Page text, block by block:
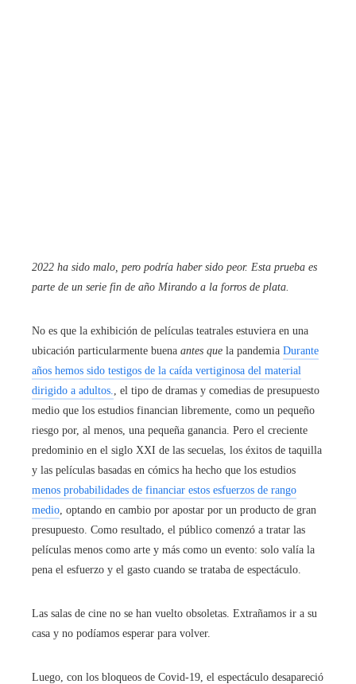
2022 ha sido malo, pero podría haber sido peor. Esta prueba es
parte de un serie fin de año Mirando a la forros de plata
No es que la exhibición de películas teatrales estuviera en una
ubicación particularmente buena antes que la pandemia Durante
años hemos sido testigos de la caída vertiginosa del material
dirigido a adultos.
, el tipo de dramas y comedias de presupuesto
medio que los estudios financian libremente, como un pequeño
riesgo por, al menos, una pequeña ganancia. Pero el creciente
predominio en el siglo XXI de las secuelas, los éxitos de taquilla
y las películas basadas en cómics ha hecho que los estudios
menos probabilidades de financiar estos esfuerzos de rango
medio , optando en cambio por apostar por un producto de gran
presupuesto. Como resultado, el público comenzó a tratar las
películas menos como arte y más como un evento: solo valía la
pena el esfuerzo y el gasto cuando se trataba de espectáculo.
Las salas de cine no se han vuelto obsoletas. Extrañamos ir a su
casa y no podíamos esperar para volver.
Luego, con los bloqueos de Covid-19, el espectáculo desapareció